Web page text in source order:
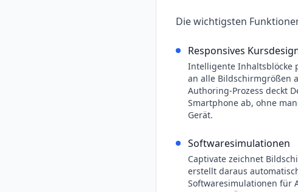
Die wichtigsten
Responsives
Intelligente Inhaltsblöcke
an alle Bildschirmgrößen
Authoring-Prozess deckt
Smartphone ab, ohne
Gerät.
Softwaresimulationen
Captivate zeichnet
erstellt daraus
Softwaresimulationen für